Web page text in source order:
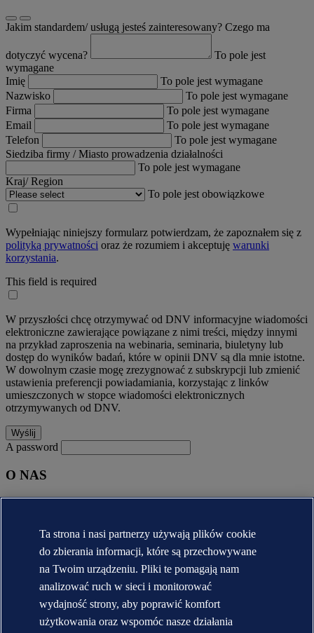
Jakim standardem/ usługą jesteś zainteresowany? Czego ma
dotyczyć wycena?
To pole jest
wymagane
Imię
To pole jest wymagane
Nazwisko
To pole jest wymagane
Firma
To pole jest wymagane
Email
To pole jest wymagane
Telefon
To pole jest wymagane
Siedziba firmy / Miasto prowadzenia działalności
To pole jest wymagane
Kraj/ Region
To pole jest obowiązkowe
Wypełniając niniejszy formularz potwierdzam, że zapoznałem się z
polityką prywatności oraz że rozumiem i akceptuję warunki
korzystania.
This field is required
W przyszłości chcę otrzymywać od DNV informacyjne wiadomości
elektroniczne zawierające powiązane z nimi treści, między innymi
na przykład zaproszenia na webinaria, seminaria, biuletyny lub
dostęp do wyników badań, które w opinii DNV są dla mnie istotne.
W dowolnym czasie mogę zrezygnować z subskrypcji lub zmienić
ustawienia preferencji powiadamiania, korzystając z linków
umieszczonych w stopce wiadomości elektronicznych
otrzymywanych od DNV.
A password
O NAS
O DNV
Kariera
Raporty roczne [English]
KONTAKT:
Lokalizator biur
Veracity.com
Ta strona i nasi partnerzy używają plików cookie
do zbierania informacji, które są przechowywane
na Twoim urządzeniu. Pliki te pomagają nam
analizować ruch w sieci i monitorować
wydajność strony, aby poprawić komfort
użytkowania oraz wspomóc nasze działania